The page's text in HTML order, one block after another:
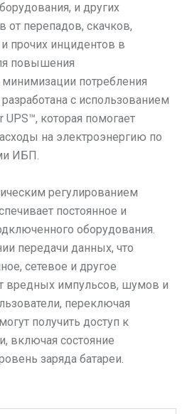
и других
от перепадов, скачков,
прочих инцидентов в
повышения
минимизации потребления
с использованием
UPS™, которая помогает
на электроэнергию по
ИБП.
регулированием
постоянное и
оборудования.
передачи данных, что
сетевое и другое
вредных импульсов, шумов и
переключая
получить доступ к
включая состояние
заряда батареи.